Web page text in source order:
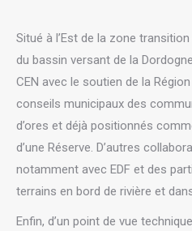
Situé à l’Est de la zone
du bassin versant de la
CEN avec le soutien de la
conseils municipaux des
d’ores et déjà positionnés
d’une Réserve. D’autres
notamment avec EDF et des
terrains en bord de rivière et
Enfin, d’un point de vue